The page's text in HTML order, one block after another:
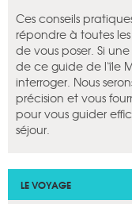
Ces conseils
répondre à toutes
de vous poser. Si
de ce guide de l'île
interroger. Nous
précision et vous
pour vous guider
séjour.
LE VOYAGE